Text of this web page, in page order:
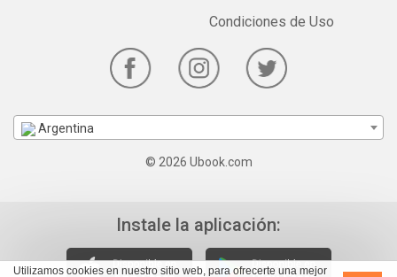
Utilizamos cookies en nuestro sitio web, para ofrecerte una mejor
Condiciones de Uso
Argentina
© 2026 Ubook.com
Instale la aplicación: